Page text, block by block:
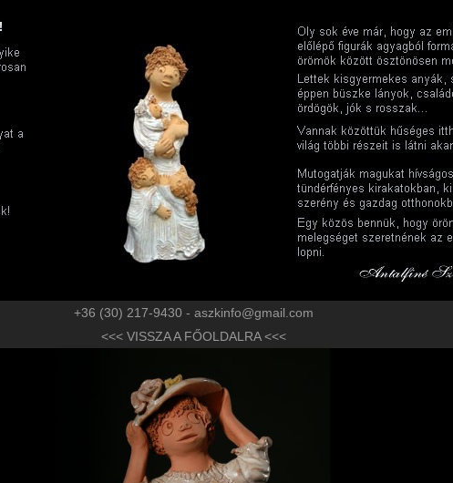
+36 (30) 217-9430 - aszkinfo@gmail.com
<<< VISSZA A FŐOLDALRA <<<